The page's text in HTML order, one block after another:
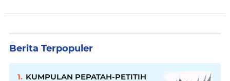
Berita Terpopuler
KUMPULAN PEPATAH-PETITIH